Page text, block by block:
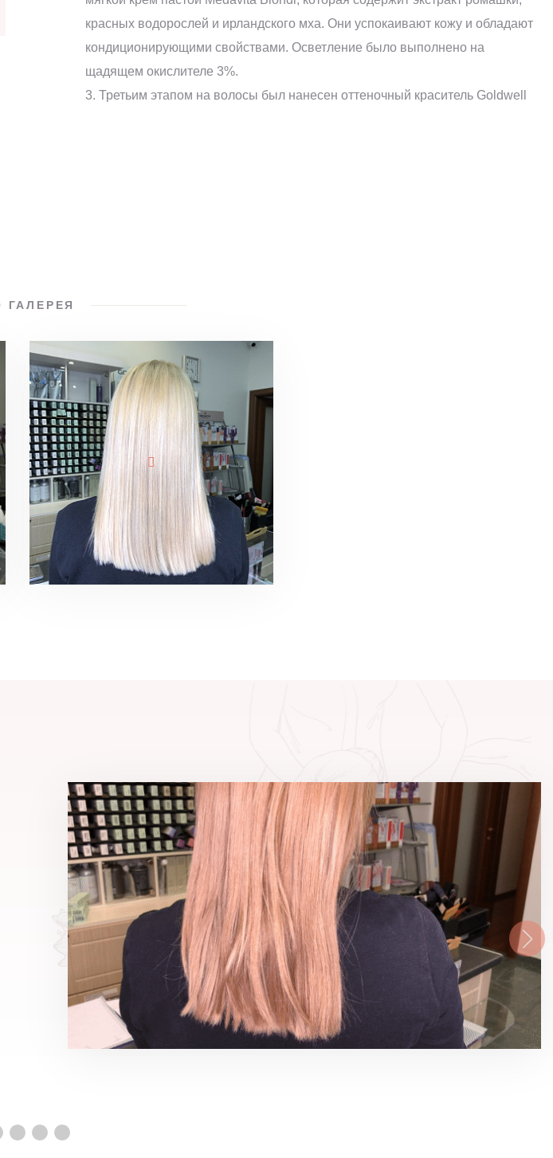
красных водорослей и ирландского мха. Они успокаивают кожу и обладают
кондиционирующими свойствами. Осветление было выполнено на
щадящем окислителе 3%.
3. Третьим этапом на волосы был нанесен оттеночный краситель Goldwell
ГАЛЕРЕЯ